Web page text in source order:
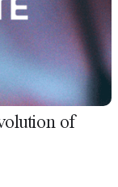
of